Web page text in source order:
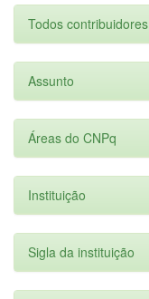
Todos contribuidores
Assunto
Áreas do CNPq
Instituição
Sigla da instituição